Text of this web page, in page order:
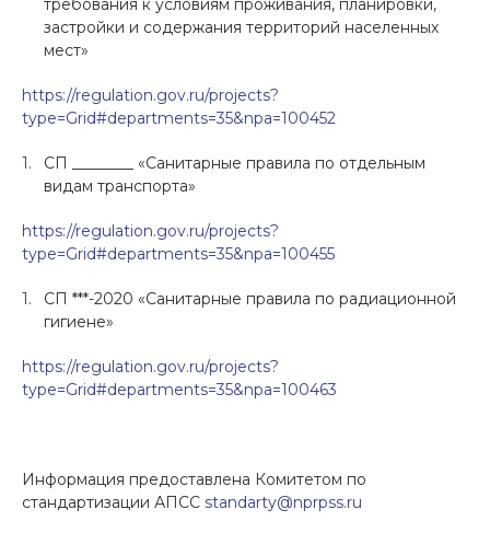
требования к условиям проживания, планировки,
застройки и содержания территорий населенных
мест»
https://regulation.gov.ru/projects?
type=Grid#departments=35&npa=100452
СП ________ «Санитарные правила по отдельным
видам транспорта»
https://regulation.gov.ru/projects?
type=Grid#departments=35&npa=100455
СП ***-2020 «Санитарные правила по радиационной
гигиене»
https://regulation.gov.ru/projects?
type=Grid#departments=35&npa=100463
Информация предоставлена Комитетом по
стандартизации АПСС standarty@nprpss.ru